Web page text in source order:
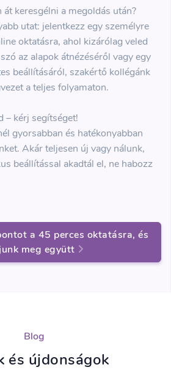
keresgélni a megoldás után?
utat: jelentkezz egy személyre
oktatásra, ahol kizárólag veled
az alapok átnézéséről vagy egy
beállításáról, szakértő kollégánk
a teljes folyamaton.
– kérj segítséget!
gyorsabban és hatékonyabban
Akár teljesen új vagy nálunk,
beállítással akadtál el, ne habozz
a 45 perces oktatásra, és
meg együtt
Blog
és újdonságok